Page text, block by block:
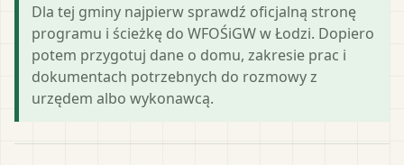
Dla tej gminy najpierw sprawdź oficjalną stronę
programu i ścieżkę do WFOŚiGW w Łodzi. Dopiero
potem przygotuj dane o domu, zakresie prac i
dokumentach potrzebnych do rozmowy z
urzędem albo wykonawcą.